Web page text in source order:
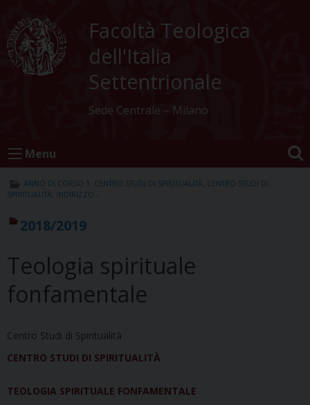
content
Facoltà Teologica
dell'Italia
Settentrionale
Sede Centrale – Milano
Menu
ANNO DI CORSO 1 CENTRO STUDI DI SPIRITUALITÀ CENTRO STUDI DI
SPIRITUALITÀ INDIRIZZO -
2018/2019
Teologia spirituale
fonfamentale
Centro Studi di Spiritualità
CENTRO STUDI DI SPIRITUALITÀ
TEOLOGIA SPIRITUALE FONFAMENTALE